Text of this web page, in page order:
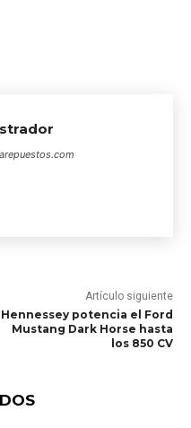
Artículo siguiente
Hennessey potencia el Ford
Mustang Dark Horse hasta
los 850 CV